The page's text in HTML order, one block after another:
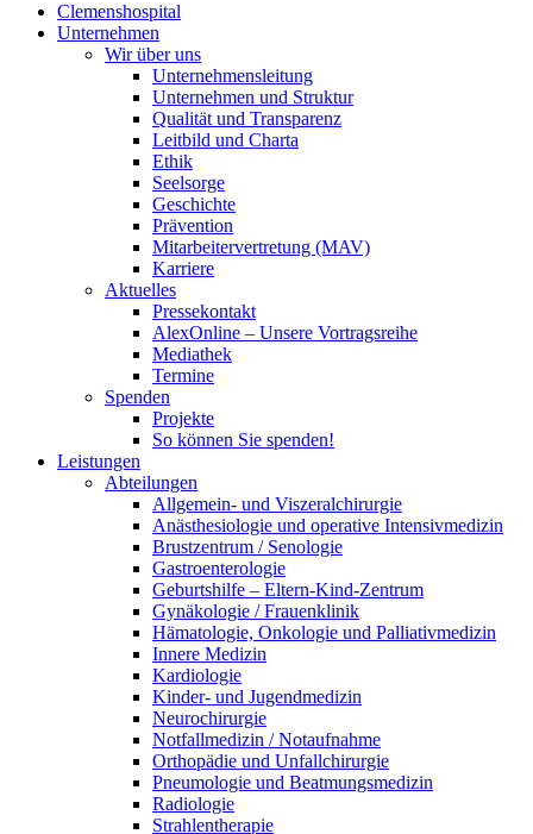
Clemenshospital
Unternehmen
Wir über uns
Unternehmensleitung
Unternehmen und Struktur
Qualität und Transparenz
Leitbild und Charta
Ethik
Seelsorge
Geschichte
Prävention
Mitarbeitervertretung (MAV)
Karriere
Aktuelles
Pressekontakt
AlexOnline – Unsere Vortragsreihe
Mediathek
Termine
Spenden
Projekte
So können Sie spenden!
Leistungen
Abteilungen
Allgemein- und Viszeralchirurgie
Anästhesiologie und operative Intensivmedizin
Brustzentrum / Senologie
Gastroenterologie
Geburtshilfe – Eltern-Kind-Zentrum
Gynäkologie / Frauenklinik
Hämatologie, Onkologie und Palliativmedizin
Innere Medizin
Kardiologie
Kinder- und Jugendmedizin
Neurochirurgie
Notfallmedizin / Notaufnahme
Orthopädie und Unfallchirurgie
Pneumologie und Beatmungsmedizin
Radiologie
Strahlentherapie